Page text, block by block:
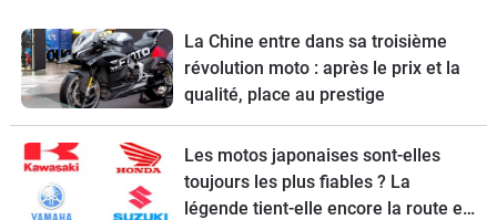
La Chine entre dans sa troisième
révolution moto : après le prix et la
qualité, place au prestige
Les motos japonaises sont-elles
toujours les plus fiables ? La
légende tient-elle encore la route en